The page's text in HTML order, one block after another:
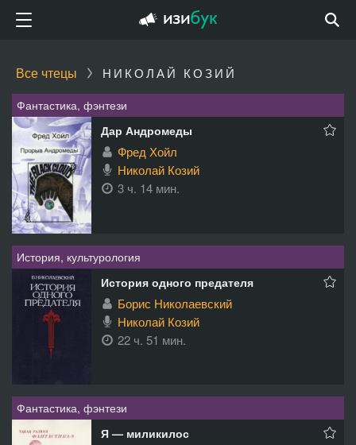
Все чтецы НИКОЛАЙ КОЗИЙ
Фантастика, фэнтези
Дар Андромеды
Фред Хойл
Николай Козий
3 ч. 14 мин.
История, культурология
История одного предателя
Борис Николаевский
Николай Козий
22 ч. 51 мин.
Фантастика, фэнтези
Я — миликилос